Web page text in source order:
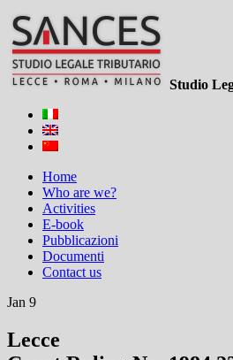
Studio
Home
Who are we?
Activities
E-book
Pubblicazioni
Documenti
Contact us
Jan 9
Lecce